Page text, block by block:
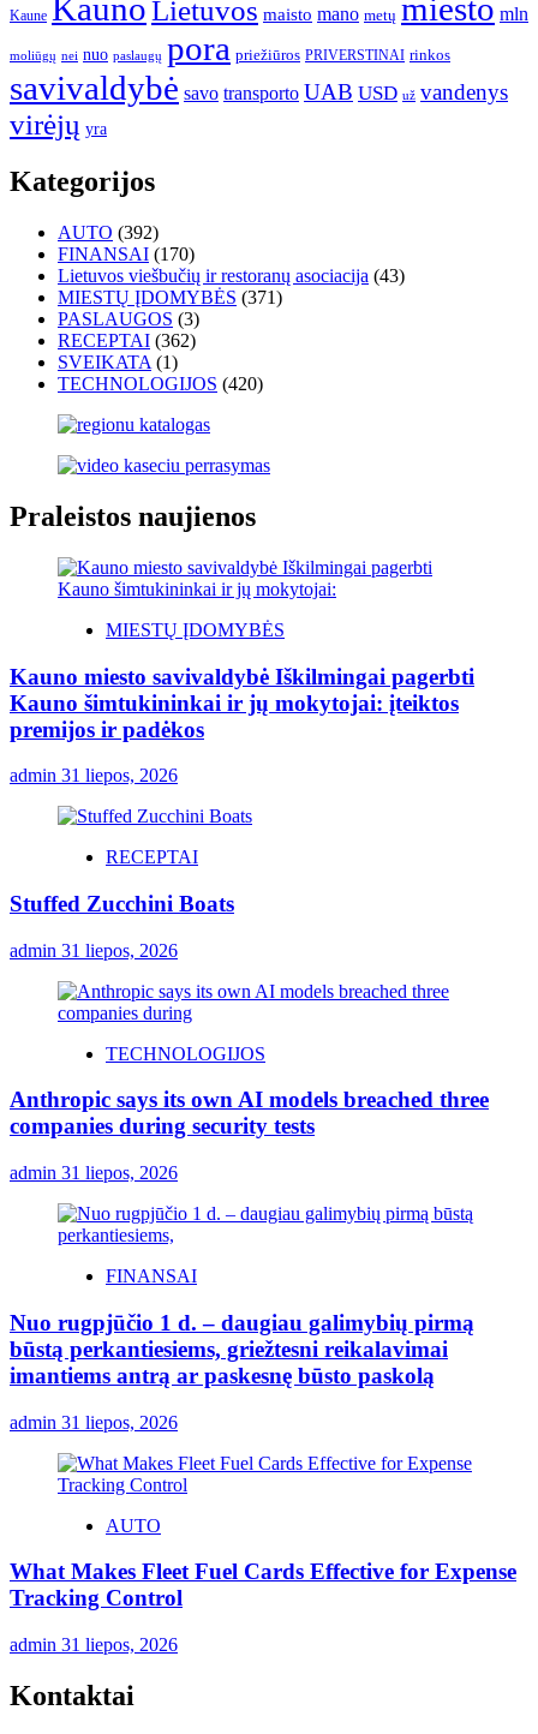
Kaune KaunoLietuvos maisto mano metų miesto mln
moliūgų nei nuo paslaugų pora priežiūros PRIVERSTINAI rinkos
savivaldybė savo transporto UAB USD už vandenys
virėjų yra
Kategorijos
AUTO (392)
FINANSAI (170)
Lietuvos viešbučių ir restoranų asociacija (43)
MIESTŲ ĮDOMYBĖS (371)
PASLAUGOS (3)
RECEPTAI (362)
SVEIKATA (1)
TECHNOLOGIJOS (420)
Praleistos naujienos
MIESTŲ ĮDOMYBĖS
Kauno miesto savivaldybė Iškilmingai pagerbti
Kauno šimtukininkai ir jų mokytojai: įteiktos
premijos ir padėkos
admin 31 liepos, 2026
RECEPTAI
Stuffed Zucchini Boats
admin 31 liepos, 2026
TECHNOLOGIJOS
Anthropic says its own AI models breached three
companies during security tests
admin 31 liepos, 2026
FINANSAI
Nuo rugpjūčio 1 d. – daugiau galimybių pirmą
būstą perkantiesiems, griežtesni reikalavimai
imantiems antrą ar paskesnę būsto paskolą
admin 31 liepos, 2026
AUTO
What Makes Fleet Fuel Cards Effective for Expense
Tracking Control
admin 31 liepos, 2026
Kontaktai